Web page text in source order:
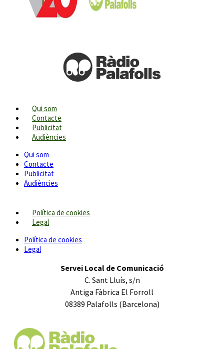
Qui som
Contacte
Publicitat
Audiències
Qui som
Contacte
Publicitat
Audiències
Política de cookies
Legal
Política de cookies
Legal
Servei Local de Comunicació
C. Sant Lluís, s/n
Antiga Fàbrica El Forroll
08389 Palafolls (Barcelona)